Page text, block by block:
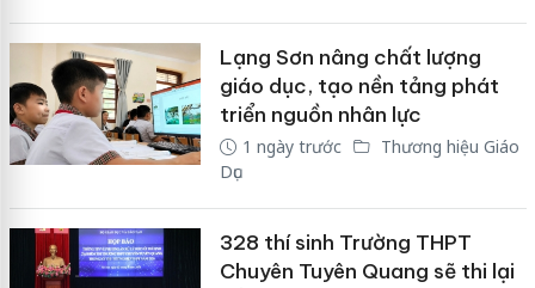
Lạng Sơn nâng chất lượng
giáo dục, tạo nền tảng phát
triển nguồn nhân lực
1 ngày trước
Thương hiệu Giáo
Dục
328 thí sinh Trường THPT
Chuyên Tuyên Quang sẽ thi lại